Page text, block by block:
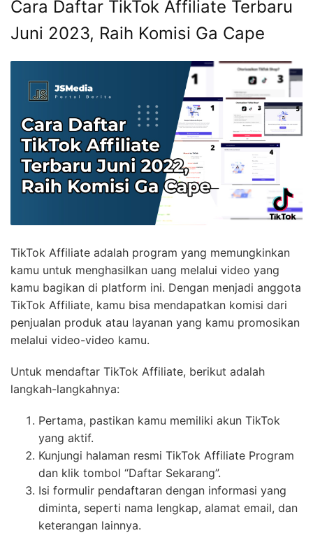
Cara Daftar TikTok Affiliate Terbaru
Juni 2023, Raih Komisi Ga Cape
TikTok Affiliate adalah program yang memungkinkan
kamu untuk menghasilkan uang melalui video yang
kamu bagikan di platform ini. Dengan menjadi anggota
TikTok Affiliate, kamu bisa mendapatkan komisi dari
penjualan produk atau layanan yang kamu promosikan
melalui video-video kamu.
Untuk mendaftar TikTok Affiliate, berikut adalah
langkah-langkahnya:
Pertama, pastikan kamu memiliki akun TikTok
yang aktif.
Kunjungi halaman resmi TikTok Affiliate Program
dan klik tombol “Daftar Sekarang”.
Isi formulir pendaftaran dengan informasi yang
diminta, seperti nama lengkap, alamat email, dan
keterangan lainnya.